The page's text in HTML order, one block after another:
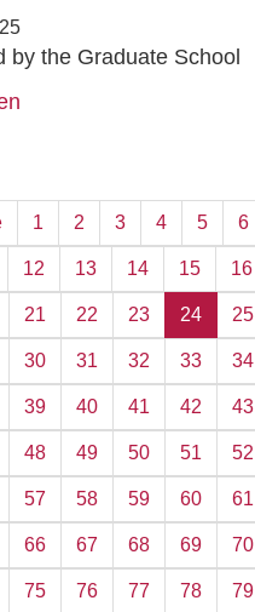
by the Graduate School
1 2 3 4 5 6
12 13 14 15 16
21 22 23 24 25
30 31 32 33 34
39 40 41 42 43
48 49 50 51 52
57 58 59 60 61
66 67 68 69 70
75 76 77 78 79